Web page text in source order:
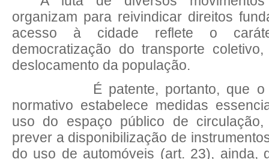
organizam para reivindicar direitos
acesso à cidade reflete o
democratização do transporte
deslocamento da população.
É patente, portanto, que o
normativo estabelece medidas
uso do espaço público de
prever a disponibilização de
do uso de automóveis (art. 23), ainda,